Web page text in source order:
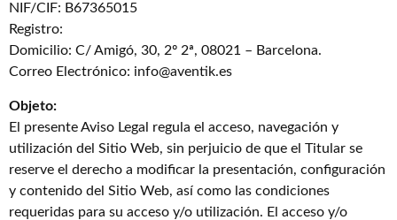
NIF/CIF: B67365015
Registro:
Domicilio: C/ Amigó, 30, 2º 2ª, 08021 – Barcelona.
Correo Electrónico: info@aventik.es
Objeto:
El presente Aviso Legal regula el acceso, navegación y
utilización del Sitio Web, sin perjuicio de que el Titular se
reserve el derecho a modificar la presentación, configuración
y contenido del Sitio Web, así como las condiciones
requeridas para su acceso y/o utilización. El acceso y/o